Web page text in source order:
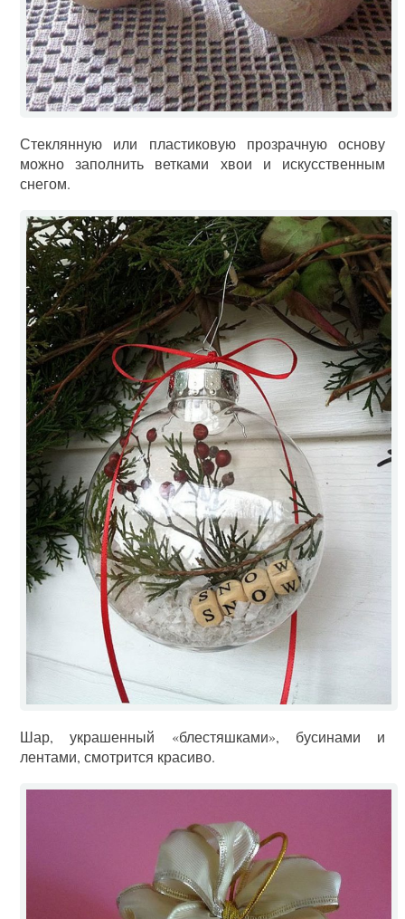
Стеклянную или пластиковую прозрачную основу
можно заполнить ветками хвои и искусственным
снегом.
Шар, украшенный «блестяшками», бусинами и
лентами, смотрится красиво.